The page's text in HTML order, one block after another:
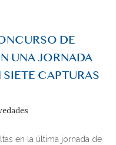
DE
UNA JORNADA
CAPTURAS
en la última jornada de